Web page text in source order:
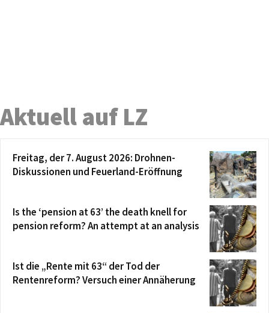
Aktuell auf LZ
Freitag, der 7. August 2026: Drohnen-
Diskussionen und Feuerland-Eröffnung
Is the ‘pension at 63’ the death knell for
pension reform? An attempt at an analysis
Ist die „Rente mit 63“ der Tod der
Rentenreform? Versuch einer Annäherung